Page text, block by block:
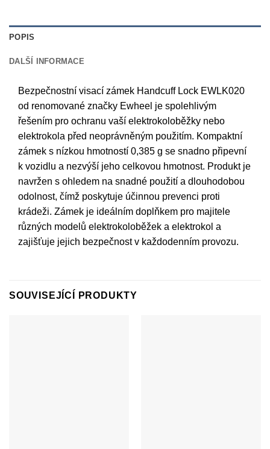
POPIS
DALŠÍ INFORMACE
Bezpečnostní visací zámek Handcuff Lock EWLK020
od renomované značky Ewheel je spolehlivým
řešením pro ochranu vaší elektrokoloběžky nebo
elektrokola před neoprávněným použitím. Kompaktní
zámek s nízkou hmotností 0,385 g se snadno připevní
k vozidlu a nezvýší jeho celkovou hmotnost. Produkt je
navržen s ohledem na snadné použití a dlouhodobou
odolnost, čímž poskytuje účinnou prevenci proti
krádeži. Zámek je ideálním doplňkem pro majitele
různých modelů elektrokoloběžek a elektrokol a
zajišťuje jejich bezpečnost v každodenním provozu.
SOUVISEJÍCÍ PRODUKTY